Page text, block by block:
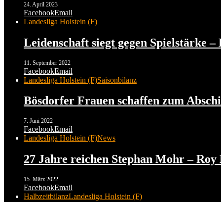
24. April 2023
FacebookEmail
Landesliga Holstein (F)
Leidenschaft siegt gegen Spielstärke
11. September 2022
FacebookEmail
Landesliga Holstein (F)Saisonbilanz
Bösdorfer Frauen schaffen zum
7. Juni 2022
FacebookEmail
Landesliga Holstein (F)News
27 Jahre reichen Stephan Mohr –
15. März 2022
FacebookEmail
HalbzeitbilanzLandesliga Holstein (F)